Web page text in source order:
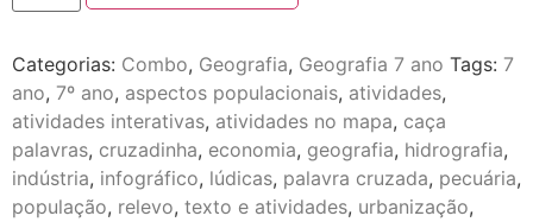
Categorias: Combo, Geografia, Geografia 7 ano Tags: 7
ano, 7º ano, aspectos populacionais, atividades,
atividades interativas, atividades no mapa, caça
palavras, cruzadinha, economia, geografia, hidrografia,
indústria, infográfico, lúdicas, palavra cruzada, pecuária,
população, relevo, texto e atividades, urbanização,